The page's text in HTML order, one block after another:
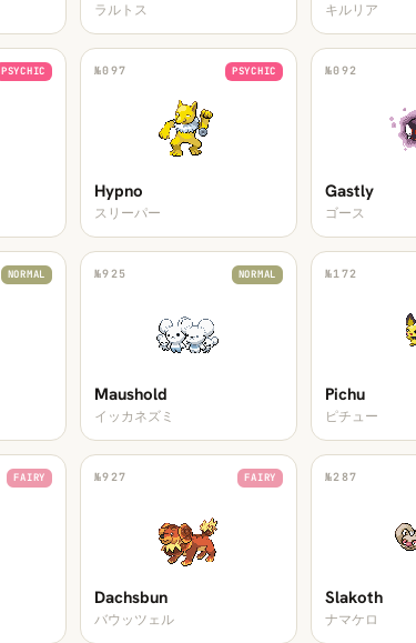
ラルトス キルリア
PSYCHIC №097 PSYCHIC
Hypno
スリーパー
№092
Gastly
ゴース
NORMAL №925 NORMAL
Maushold
イッカネズミ
№172
Pichu
ピチュー
FAIRY №927 FAIRY
Dachsbun
バウッツェル
№287
Slakoth
ナマケロ